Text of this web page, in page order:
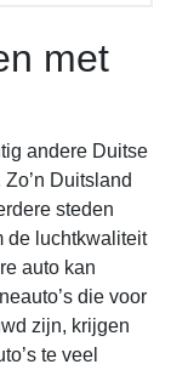
met
andere Duitse
Duitsland
steden
de luchtkwaliteit
auto kan
die voor
zijn, krijgen
te veel